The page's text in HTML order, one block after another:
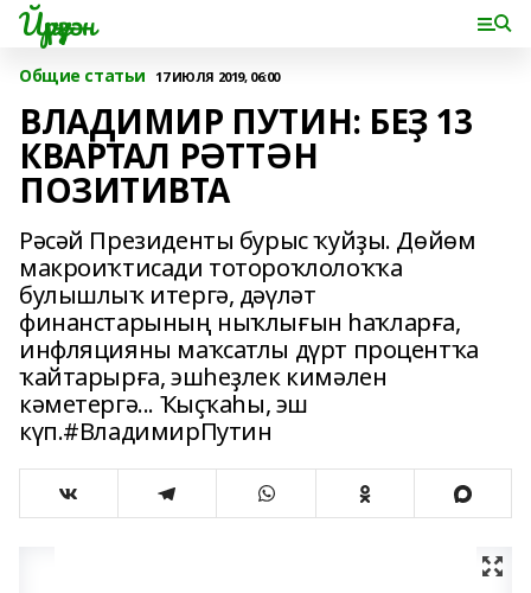
Йүрүҙән
Общие статьи 17 ИЮЛЯ 2019, 06:00
ВЛАДИМИР ПУТИН: БЕҘ 13
КВАРТАЛ РӘТТӘН
ПОЗИТИВТА
Рәсәй Президенты бурыс ҡуйҙы. Дөйөм
макроиҡтисади тотороҡлолоҡҡа
булышлыҡ итергә, дәүләт
финанстарының ныҡлығын һаҡларға,
инфляцияны маҡсатлы дүрт процентҡа
ҡайтарырға, эшһеҙлек кимәлен
кәметергә... Ҡыҫҡаһы, эш
күп.#ВладимирПутин